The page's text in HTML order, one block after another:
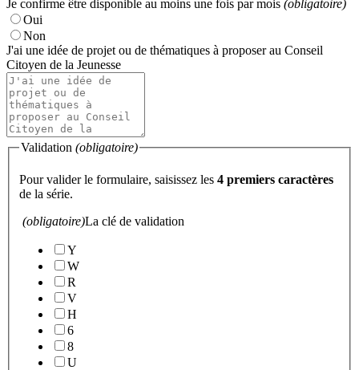
Je confirme être disponible au moins une fois par mois (obligatoire)
Oui
Non
J'ai une idée de projet ou de thématiques à proposer au Conseil
Citoyen de la Jeunesse
Validation (obligatoire)
Pour valider le formulaire, saisissez les 4 premiers caractères
de la série.
(obligatoire)La clé de validation
Y
W
R
V
H
6
8
U